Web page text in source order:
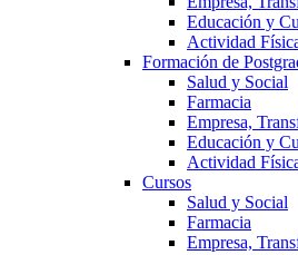
Educación y
Actividad
Formación de
Salud y Social
Farmacia
Empresa,
Educación y
Actividad
Cursos
Salud y Social
Farmacia
Empresa,